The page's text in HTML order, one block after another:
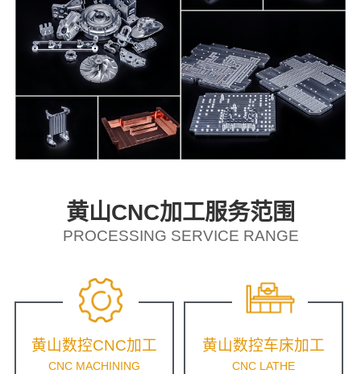
黄山CNC加工服务范围
PROCESSING SERVICE RANGE
黄山数控CNC加工
CNC MACHINING
黄山数控车床加工
CNC LATHE